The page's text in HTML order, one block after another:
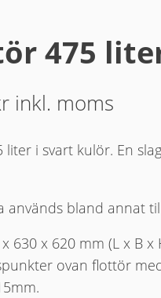
475
inkl. moms
liter i svart kulör. En
används bland annat
630 x 620 mm (L x B
ovan flottör